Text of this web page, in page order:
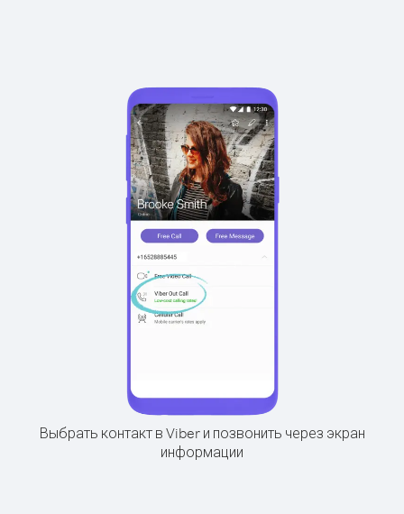
Выбрать контакт в Viber и позвонить через экран
информации